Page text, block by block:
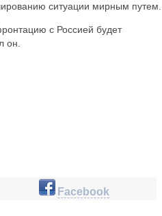
ситуации мирным путем.
с Россией будет
он.
Facebook